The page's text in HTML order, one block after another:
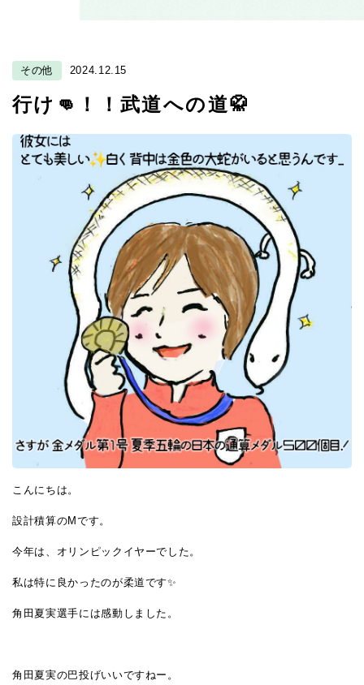
その他 2024.12.15
行け👊！！武道への道🥋
こんにちは。
設計積算のMです。
今年は、オリンピックイヤーでした。
私は特に良かったのが柔道です✨
角田夏実選手には感動しました。
角田夏実の巴投げいいですねー。